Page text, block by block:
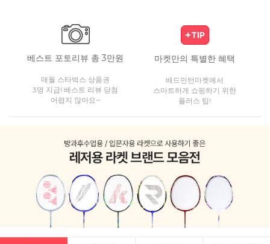
베스트 포토리뷰 총 3만원
매월 스타벅스 상품권
3명 지급! 베스트 리뷰 당첨
어렵지 않아요~
마켓만의 특별한 혜택
배드민턴마켓에서
스마트하게 쇼핑하기 위한
플러스 팁!